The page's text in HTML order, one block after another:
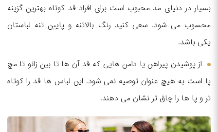
بسیار در دنیای مد محبوب است برای افراد قد کوتاه بهترین گزینه
محسوب می شود. سعی کنید رنگ بالاتنه و پایین تنه لباستان
یکی باشد.
از پوشیدن پیراهن یا دامن هایی که قد آن ها تا بین زانو تا مچ
پا است به هیچ عنوان توصیه نمی شود. این لباس ها قد را کوتاه
تر و پا ها را چاق تر نشان می دهند.